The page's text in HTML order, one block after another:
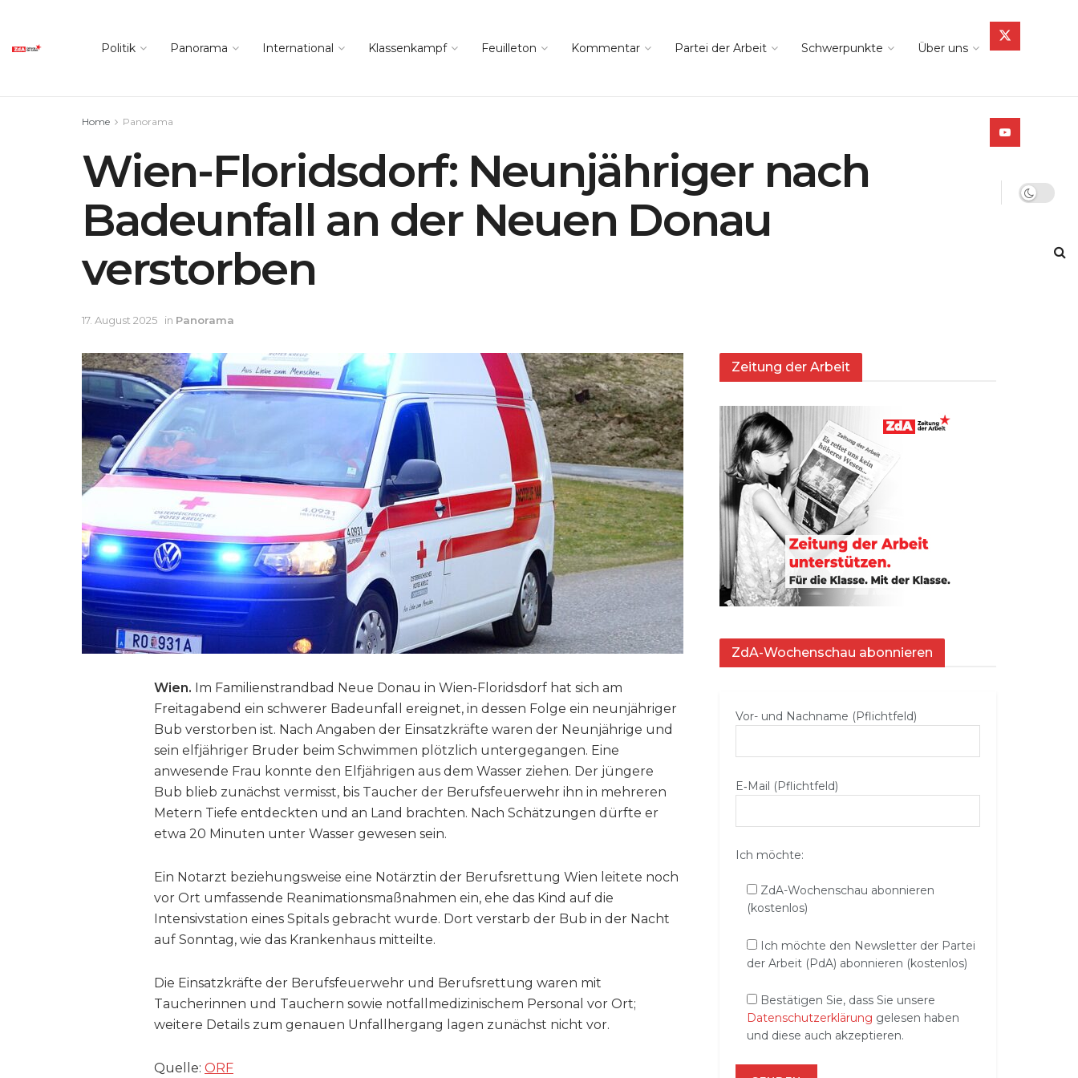
Politik Panorama International Klassenkampf Feuilleton Kommentar Partei der Arbeit Schwerpunkte Über uns
Home Panorama
Wien-Floridsdorf: Neunjähriger nach
Badeunfall an der Neuen Donau
verstorben
17. August 2025 in Panorama
Wien. Im Familienstrandbad Neue Donau in Wien-Floridsdorf hat sich am
Freitagabend ein schwerer Badeunfall ereignet, in dessen Folge ein neunjähriger
Bub verstorben ist. Nach Angaben der Einsatzkräfte waren der Neunjährige und
sein elfjähriger Bruder beim Schwimmen plötzlich untergegangen. Eine
anwesende Frau konnte den Elfjährigen aus dem Wasser ziehen. Der jüngere
Bub blieb zunächst vermisst, bis Taucher der Berufsfeuerwehr ihn in mehreren
Metern Tiefe entdeckten und an Land brachten. Nach Schätzungen dürfte er
etwa 20 Minuten unter Wasser gewesen sein.
Ein Notarzt beziehungsweise eine Notärztin der Berufsrettung Wien leitete noch
vor Ort umfassende Reanimationsmaßnahmen ein, ehe das Kind auf die
Intensivstation eines Spitals gebracht wurde. Dort verstarb der Bub in der Nacht
auf Sonntag, wie das Krankenhaus mitteilte.
Die Einsatzkräfte der Berufsfeuerwehr und Berufsrettung waren mit
Taucherinnen und Tauchern sowie notfallmedizinischem Personal vor Ort;
weitere Details zum genauen Unfallhergang lagen zunächst nicht vor.
Quelle: ORF
Zeitung der Arbeit
ZdA-Wochenschau abonnieren
Vor- und Nachname (Pflichtfeld)
E‑Mail (Pflichtfeld)
Ich möchte:
ZdA-Wochenschau abonnieren
(kostenlos)
Ich möchte den Newsletter der Partei
der Arbeit (PdA) abonnieren (kostenlos)
Bestätigen Sie, dass Sie unsere
Datenschutzerklärung gelesen haben
und diese auch akzeptieren.